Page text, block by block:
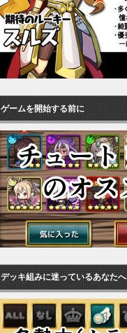
ゲームを開始する前に
デッキ組みに迷っているあなたへ